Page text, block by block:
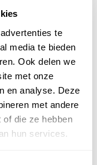
te
media te bieden
Ook delen we
met onze
en analyse. Deze
met andere
die ze hebben
hun services.
een sterke